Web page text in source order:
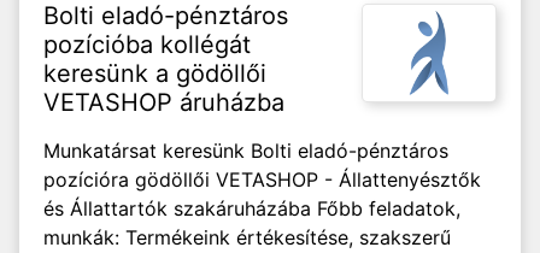
Bolti eladó-pénztáros
pozícióba kollégát
keresünk a gödöllői
VETASHOP áruházba
Munkatársat keresünk Bolti eladó-pénztáros
pozícióra gödöllői VETASHOP - Állattenyésztők
és Állattartók szakáruházába Főbb feladatok,
munkák: Termékeink értékesítése, szakszerű